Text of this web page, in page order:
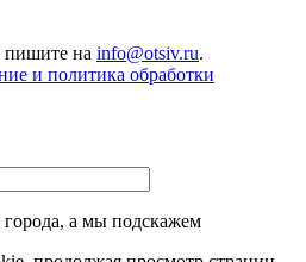
пишите на info@otsiv.ru.
и политика обработки
города, а мы подскажем